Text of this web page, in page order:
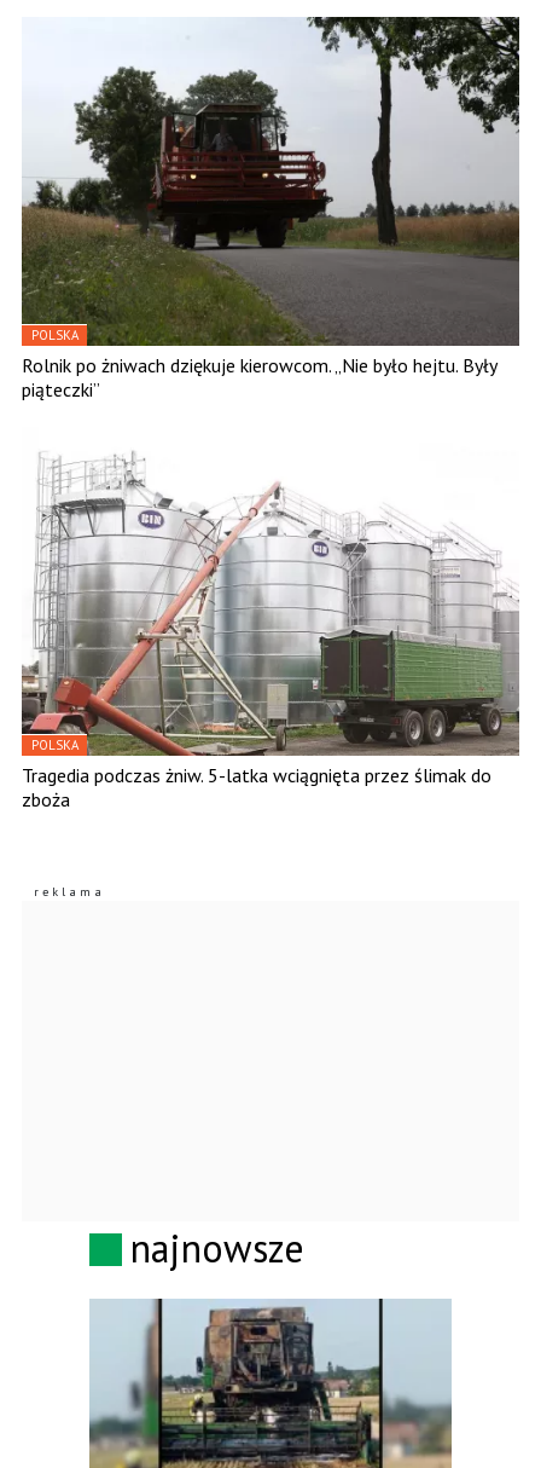
POLSKA
Rolnik po żniwach dziękuje kierowcom. „Nie było hejtu. Były
piąteczki”
POLSKA
Tragedia podczas żniw. 5-latka wciągnięta przez ślimak do
zboża
najnowsze